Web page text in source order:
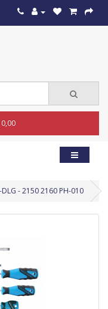
DLG - 2150 2160 PH-010